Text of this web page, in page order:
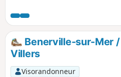
Benerville-sur-Mer
Villers
Visorandonneur